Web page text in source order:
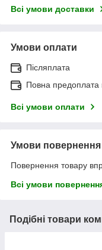
Всі умови доставки
Умови оплати
Післяплата
Повна предоплата
Всі умови оплати
Умови повернення
Повернення товару
Всі умови
Подібні товари